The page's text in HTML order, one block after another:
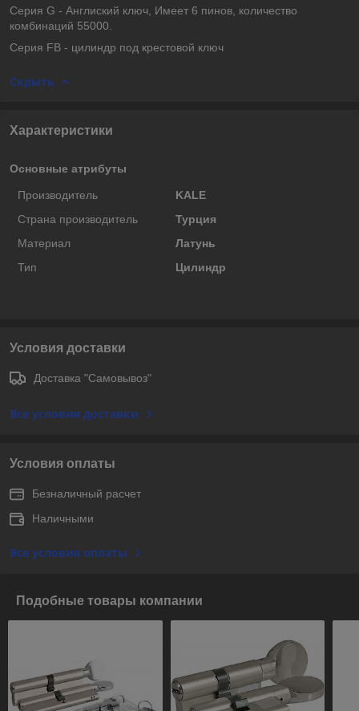
Серия G - Англиский ключ, Имеет 6 пинов, количество
комбинаций 55000.
Серия FB - цилиндр под крестовой ключ
Скрыть
Характеристики
Основные атрибуты
Производитель
KALE
Страна производитель
Турция
Материал
Латунь
Тип
Цилиндр
Условия доставки
Доставка "Самовывоз"
Все условия доставки
Условия оплаты
Безналичный расчет
Наличными
Все условия оплаты
Подобные товары компании